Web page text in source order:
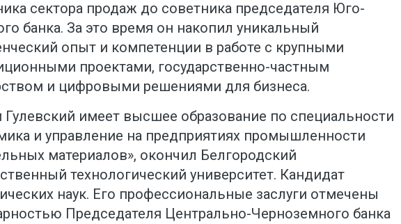
сектора продаж до советника председателя Юго-
банка. За это время он накопил уникальный
опыт и компетенции в работе с крупными
проектами, государственно-частным
и цифровыми решениями для бизнеса.
имеет высшее образование по специальности
и управление на предприятиях промышленности
материалов», окончил Белгородский
технологический университет. Кандидат
наук. Его профессиональные заслуги отмечены
Председателя Центрально-Черноземного банка